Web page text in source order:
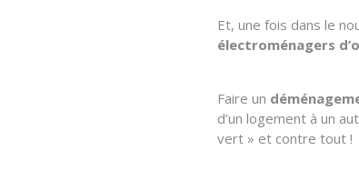
Et, une fois dans le
électroménagers
Faire un
d’un logement à un
vert » et contre tout !